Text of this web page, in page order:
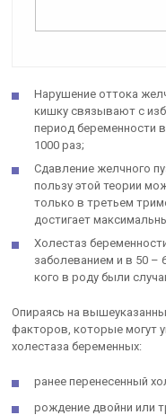
Нарушение оттока
кишку связывают с
период беременности
1000 раз;
Сдавление желчного
пользу этой теории
только в третьем
достигает
Холестаз
заболеванием и в 50 –
кого в роду были
Опираясь на
факторов, которые могут
холестаза беременных:
ранее перенесенный
рождение двойни или